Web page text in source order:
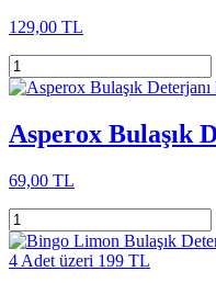
129,00 TL
Asperox Bulaşık
69,00 TL
4 Adet üzeri 199 TL